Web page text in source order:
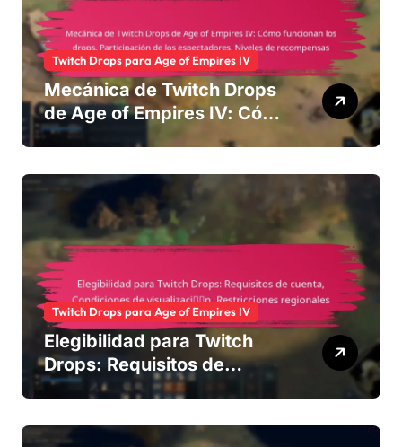
Twitch Drops para Age of Empires IV
Mecánica de Twitch Drops
de Age of Empires IV: Cómo
funcionan los drops,
espectadores, Niveles de
recompensas
Twitch Drops para Age of Empires IV
Elegibilidad para Twitch
Drops: Requisitos de
cuenta, Condiciones de
regionales